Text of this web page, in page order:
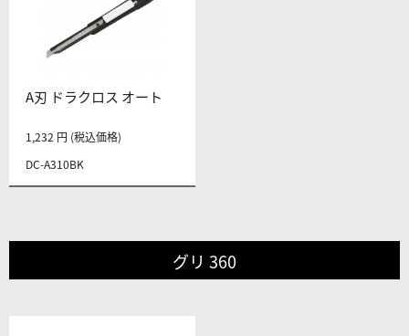
A刃 ドラクロス オート
DC-A310BK
1,232 円 (税込価格)
グリ 360